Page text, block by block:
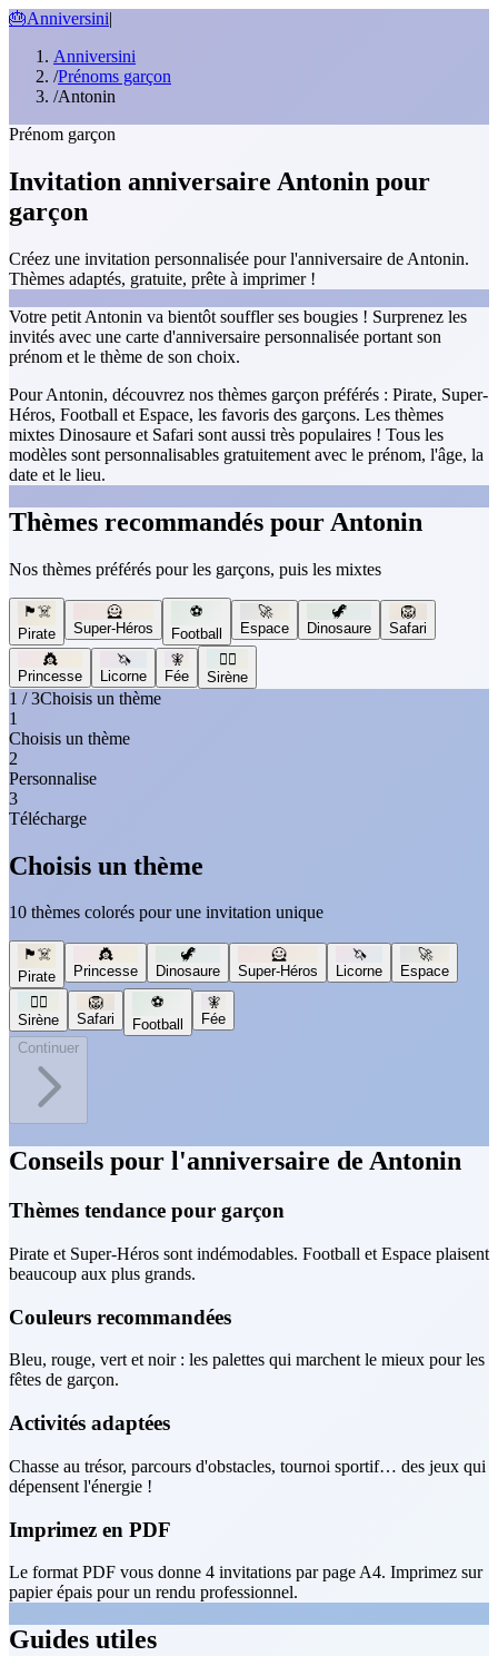
🎂Anniversini|
Anniversini
/Prénoms garçon
/Antonin
Prénom garçon
Invitation anniversaire Antonin pour
garçon
Créez une invitation personnalisée pour l'anniversaire de Antonin.
Thèmes adaptés, gratuite, prête à imprimer !
Votre petit Antonin va bientôt souffler ses bougies ! Surprenez les
invités avec une carte d'anniversaire personnalisée portant son
prénom et le thème de son choix.
Pour Antonin, découvrez nos thèmes garçon préférés : Pirate, Super-
Héros, Football et Espace, les favoris des garçons. Les thèmes
mixtes Dinosaure et Safari sont aussi très populaires ! Tous les
modèles sont personnalisables gratuitement avec le prénom, l'âge, la
date et le lieu.
Thèmes recommandés pour Antonin
Nos thèmes préférés pour les garçons, puis les mixtes
🏴‍☠️
Pirate
🦸
Super-Héros
⚽
Football
🚀
Espace
🦖
Dinosaure
🦁
Safari
👸
Princesse
🦄
Licorne
🧚
Fée
🧜‍♀️
Sirène
1 / 3Choisis un thème
1
Choisis un thème
2
Personnalise
3
Télécharge
Choisis un thème
10 thèmes colorés pour une invitation unique
🏴‍☠️
Pirate
👸
Princesse
🦖
Dinosaure
🦸
Super-Héros
🦄
Licorne
🚀
Espace
🧜‍♀️
Sirène
🦁
Safari
⚽
Football
🧚
Fée
Continuer
Conseils pour l'anniversaire de Antonin
Thèmes tendance pour garçon
Pirate et Super-Héros sont indémodables. Football et Espace plaisent
beaucoup aux plus grands.
Couleurs recommandées
Bleu, rouge, vert et noir : les palettes qui marchent le mieux pour les
fêtes de garçon.
Activités adaptées
Chasse au trésor, parcours d'obstacles, tournoi sportif… des jeux qui
dépensent l'énergie !
Imprimez en PDF
Le format PDF vous donne 4 invitations par page A4. Imprimez sur
papier épais pour un rendu professionnel.
Guides utiles